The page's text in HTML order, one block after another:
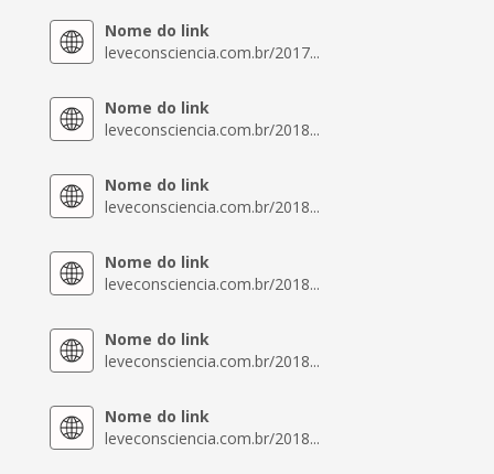
Nome do link
leveconsciencia.com.br/2017...
Nome do link
leveconsciencia.com.br/2018...
Nome do link
leveconsciencia.com.br/2018...
Nome do link
leveconsciencia.com.br/2018...
Nome do link
leveconsciencia.com.br/2018...
Nome do link
leveconsciencia.com.br/2018...